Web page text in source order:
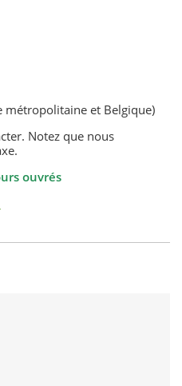
métropolitaine et Belgique)
Notez que nous
ouvrés